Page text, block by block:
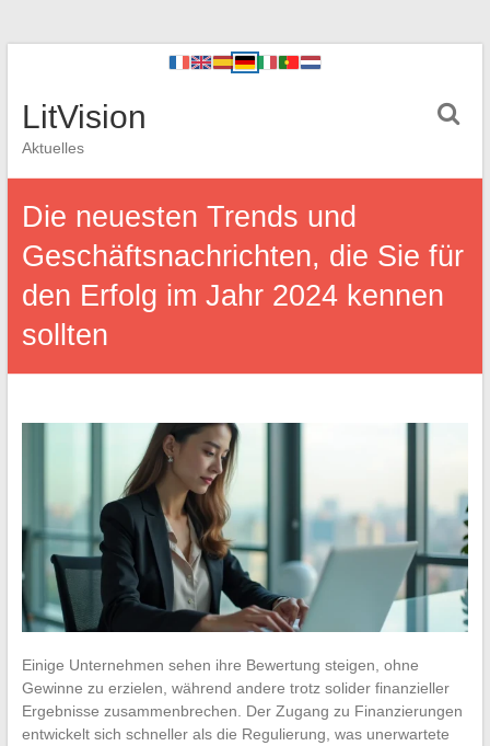
LitVision
Aktuelles
Die neuesten Trends und
Geschäftsnachrichten, die Sie für
den Erfolg im Jahr 2024 kennen
sollten
Einige Unternehmen sehen ihre Bewertung steigen, ohne
Gewinne zu erzielen, während andere trotz solider finanzieller
Ergebnisse zusammenbrechen. Der Zugang zu Finanzierungen
entwickelt sich schneller als die Regulierung, was unerwartete